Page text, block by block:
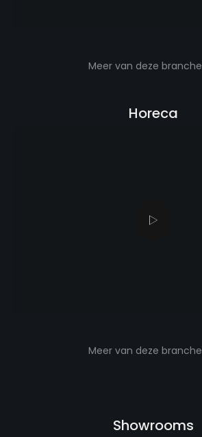
Meer van deze branche
Horeca
Meer van deze branche
Showrooms